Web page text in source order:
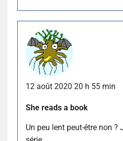
12 août 2020 20 h 55 min
She reads a book
Un peu lent peut-être non ?